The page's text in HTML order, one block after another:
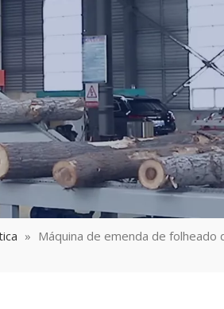
» Máquina de emenda de folheado